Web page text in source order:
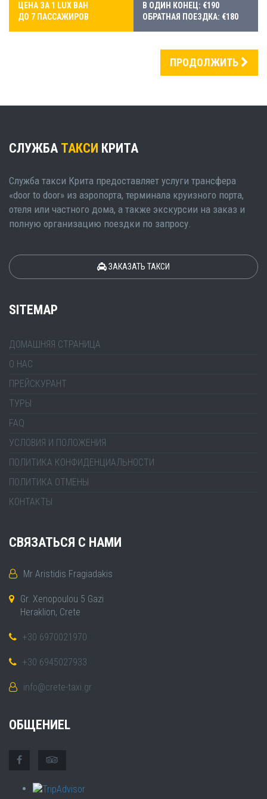
ЦЕНА ЗА 1 LUX ВАН
ДО 7 ПАССАЖИРОВ
В ОДИН КОНЕЦ: €190
ОБРАТНАЯ ПОЕЗДКА: €180
ПРОДОЛЖИТЬ
СЛУЖБА ТАКСИ КРИТА
Служба такси Крита предоставляет услуги трансфера
«door to door» из аэропорта, терминала круизного порта,
отеля или частного дома, а также экскурсии на заказ и
полную организацию поездки по запросу.
ЗАКАЗАТЬ ТАКСИ
SITEMAP
ДОМАШНЯЯ СТРАНИЦА
О НАС
ПРЕЙСКУРАНТ
ТУРЫ
FAQ
УСЛОВИЯ И ПОЛОЖЕНИЯ
ПОЛИТИКА КОНФИДЕНЦИАЛЬНОСТИ
ПОЛИТИКА ОТМЕНЫ
КОНТАКТЫ
СВЯЗАТЬСЯ С НАМИ
Mr Aristidis Fragiadakis
Gr. Xenopoulou 5 Gazi
Heraklion, Crete
+30 6970021970
+30 6945027933
info@crete-taxi.gr
ОБЩЕНИЕL